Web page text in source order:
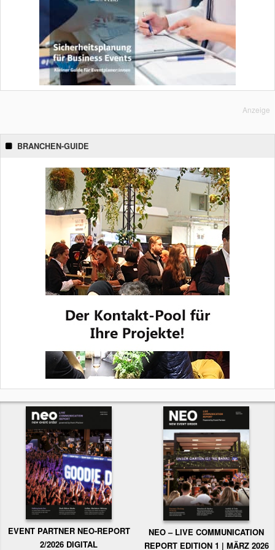
Anzeige
BRANCHEN-GUIDE
EVENT PARTNER NEO-REPORT
2/2026 DIGITAL
NEO – LIVE COMMUNICATION
REPORT EDITION 1 | MÄRZ 2026